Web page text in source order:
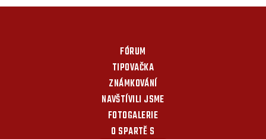
FÓRUM
TIPOVAČKA
ZNÁMKOVÁNÍ
NAVŠTÍVILI JSME
FOTOGALERIE
O SPARTĚ S